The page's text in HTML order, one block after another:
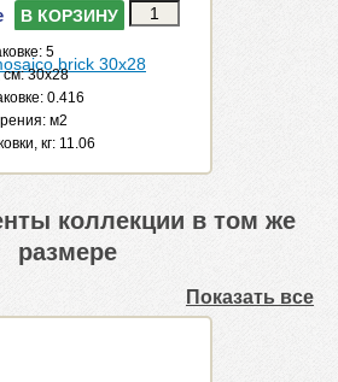
В КОРЗИНУ
5
см: 30x28
0.416
м2
кг: 11.06
коллекции в том же
размере
Показать все